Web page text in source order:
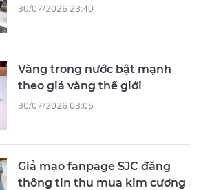
30/07/2026 23:40
Vàng trong nước bật mạnh
theo giá vàng thế giới
30/07/2026 03:05
Giả mạo fanpage SJC đăng
thông tin thu mua kim cương